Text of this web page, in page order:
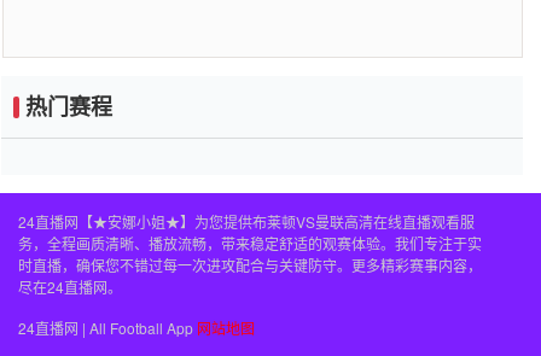
热门赛程
24直播网【★安娜小姐★】为您提供布莱顿VS曼联高清在线直播观看服
务，全程画质清晰、播放流畅，带来稳定舒适的观赛体验。我们专注于实
时直播，确保您不错过每一次进攻配合与关键防守。更多精彩赛事内容，
尽在24直播网。
24直播网 | All Football App 网站地图